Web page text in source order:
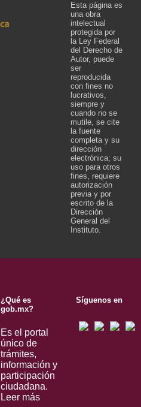
Esta página es
una obra
intelectual
protegida por
la Ley Federal
del Derecho de
Autor, puede
ser
reproducida
con fines no
lucrativos,
siempre y
cuando no se
mutile, se cite
la fuente
completa y su
dirección
electrónica; su
uso para otros
fines, requiere
autorización
previa y por
escrito de la
Dirección
General del
Instituto.
¿Qué es
gob.mx?
Es el portal
único de
trámites,
información y
participación
ciudadana.
Leer más
Síguenos en